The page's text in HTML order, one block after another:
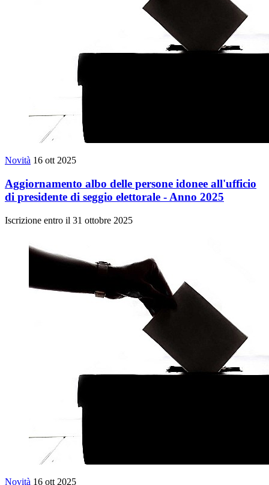
Novità 16 ott 2025
Aggiornamento albo delle persone idonee all'ufficio
di presidente di seggio elettorale - Anno 2025
Iscrizione entro il 31 ottobre 2025
Novità 16 ott 2025